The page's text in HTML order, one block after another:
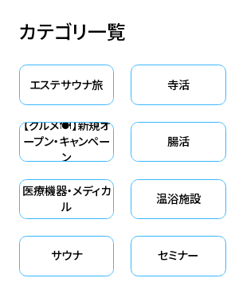
カテゴリ一覧
エステサウナ旅 寺活
【グルメ🍽】新規オ
ープン・キャンペー
ン
腸活
医療機器・メディカ
ル
温浴施設
サウナ セミナー